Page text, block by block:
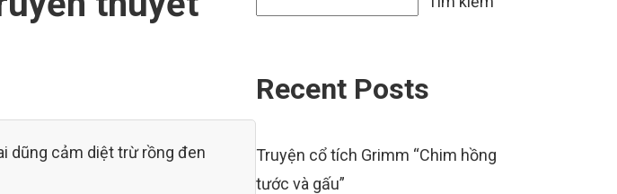
dũng cảm diệt trừ rồng đen
Recent Posts
Truyện cổ tích Grimm “Chim hồng
tước và gấu”